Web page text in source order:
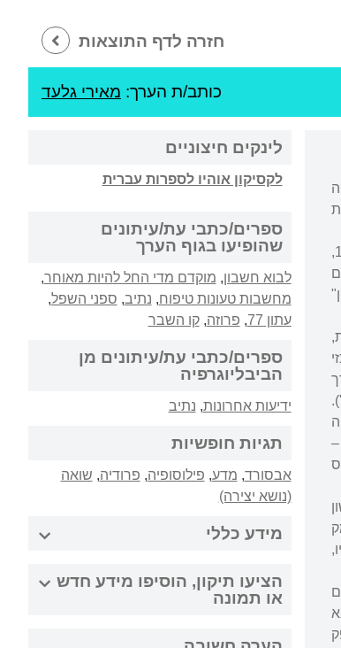
חזרה לדף התוצאות
כותב/ת הערך: מאירי גלעד
הבמה הספרותית המשמעותית הראשונה שבה התפרסמו שיריו היתה כתב העת "פרוזה" (1982-1981,
לינקים חיצוניים
לקסיקון אוהיו לספרות עברית
ספרים/כתבי עת/עיתונים
שהופיעו בגוף הערך
לבוא חשבון, מוקדם מדי החל להיות מאוחר,
מחשבות טעונות טיפוח, נתיב, ספני השפל,
עתון 77
, פרוזה,קו השבר
ספרים/כתבי עת/עיתונים מן
הביבליוגרפיה
ידיעות אחרונות, נתיב
תגיות חופשיות
אבסורד, מדע, פילוסופיה, פרודיה, שואה
(נושא יצירה)
מידע כללי
הציעו תיקון, הוסיפו מידע חדש
או תמונה